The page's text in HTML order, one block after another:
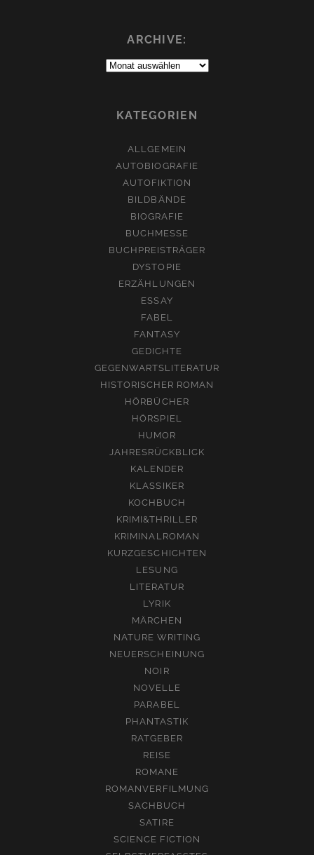
ARCHIVE:
Archive:
KATEGORIEN
ALLGEMEIN
AUTOBIOGRAFIE
AUTOFIKTION
BILDBÄNDE
BIOGRAFIE
BUCHMESSE
BUCHPREISTRÄGER
DYSTOPIE
ERZÄHLUNGEN
ESSAY
FABEL
FANTASY
GEDICHTE
GEGENWARTSLITERATUR
HISTORISCHER ROMAN
HÖRBÜCHER
HÖRSPIEL
HUMOR
JAHRESRÜCKBLICK
KALENDER
KLASSIKER
KOCHBUCH
KRIMI&THRILLER
KRIMINALROMAN
KURZGESCHICHTEN
LESUNG
LITERATUR
LYRIK
MÄRCHEN
NATURE WRITING
NEUERSCHEINUNG
NOIR
NOVELLE
PARABEL
PHANTASTIK
RATGEBER
REISE
ROMANE
ROMANVERFILMUNG
SACHBUCH
SATIRE
SCIENCE FICTION